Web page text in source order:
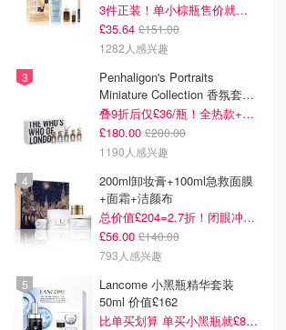
3件正装！单小棕瓶售价就要£65！
£35.64 £151.00
1282人感兴趣
Penhaligon's Portraits
Miniature Collection 香氛套装
5瓶装
叠9折后仅£36/瓶！全热款+标志性兽首头
£180.00 £200.00
1190人感兴趣
200ml卸妆膏+100ml急救面膜
+面霜+洁颜布
总价值£204=2.7折！闭眼冲这套！
£56.00 £140.00
793人感兴趣
Lancome 小黑瓶精华套装
50ml 价值£162
比单买划算 单买小黑瓶就£80了！